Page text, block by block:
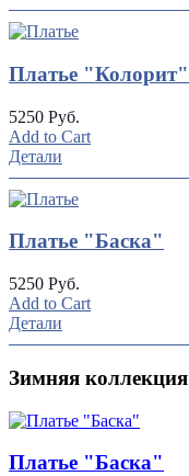
Платье "Колорит"
5250 Руб.
Add to Cart
Детали
Платье "Баска"
5250 Руб.
Add to Cart
Детали
Зимняя коллекция
Платье "Баска"